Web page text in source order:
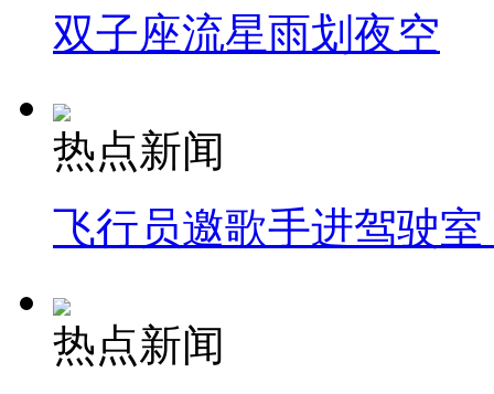
双子座流星雨划夜空
热点新闻
飞行员邀歌手进驾驶
热点新闻